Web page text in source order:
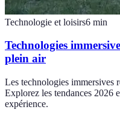
Technologie et loisirs6 min
Technologies
plein air
Les technologies immersives
Explorez les tendances 2026
expérience.